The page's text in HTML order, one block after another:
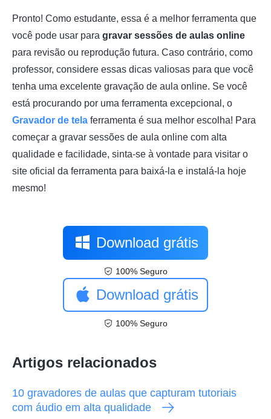
Pronto! Como estudante, essa é a melhor ferramenta que
você pode usar para gravar sessões de aulas online
para revisão ou reprodução futura. Caso contrário, como
professor, considere essas dicas valiosas para que você
tenha uma excelente gravação de aula online. Se você
está procurando por uma ferramenta excepcional, o
Gravador de tela ferramenta é sua melhor escolha! Para
começar a gravar sessões de aula online com alta
qualidade e facilidade, sinta-se à vontade para visitar o
site oficial da ferramenta para baixá-la e instalá-la hoje
mesmo!
Download grátis
100% Seguro
Download grátis
100% Seguro
Artigos relacionados
10 gravadores de aulas que capturam tutoriais
com áudio em alta qualidade